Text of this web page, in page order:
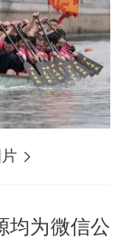
均为微信公